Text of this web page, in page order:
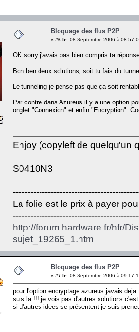
Bloquage des flus P2P
« #6 le: 08 Septembre 2006 à
OK sorry j'avais pas bien compris ta
Bon ben deux solutions, soit tu fais du
Le tunneling je pense pas que ça soit
Par contre dans Azureus il y a une option
onglet "Connexion" et enfin "Encryption".
Enjoy (copyleft de quelqu'un
S0410N3
La folie est le prix à payer
http://forum.hardware.fr/hfr/
sujet_19265_1.htm
Bloquage des flus P2P
« #7 le: 08 Septembre 2006 à
pour l'option encryptage azureus javais
suis la !!! je vois pas d'autres solutions
si d'autres idees se présentent je suis